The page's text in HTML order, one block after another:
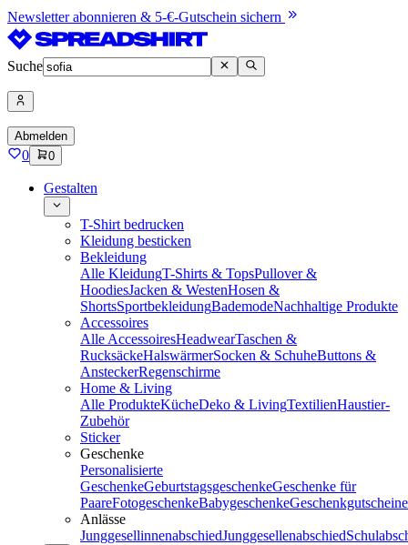
Newsletter abonnieren & 5-€-Gutschein sichern
Suche
Abmelden
0 0
Gestalten
T-Shirt bedrucken
Kleidung besticken
Bekleidung
Alle KleidungT-Shirts & TopsPullover &
HoodiesJacken & WestenHosen &
ShortsSportbekleidungBademodeNachhaltige Produkte
Accessoires
Alle AccessoiresHeadwearTaschen &
RucksäckeHalswärmerSocken & SchuheButtons &
AnsteckerRegenschirme
Home & Living
Alle ProdukteKücheDeko & LivingTextilienHaustier-
Zubehör
Sticker
Geschenke
Personalisierte
GeschenkeGeburtstagsgeschenkeGeschenke für
PaareFotogeschenkeBabygeschenkeGeschenkgutscheine
Anlässe
JunggesellinnenabschiedJunggesellenabschied